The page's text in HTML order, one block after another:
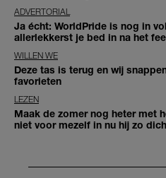
ADVERTORIAL
Ja écht: WorldPride is nog in
allerlekkerst je bed in na het
WILLEN WE
Deze tas is terug en wij
favorieten
LEZEN
Maak de zomer nog heter met
niet voor mezelf in nu hij zo